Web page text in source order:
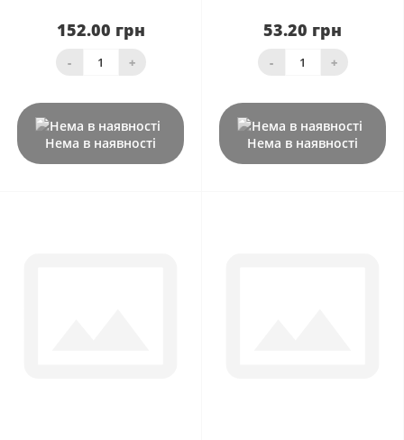
152.00 грн
- +
Нема в наявності
53.20 грн
- +
Нема в наявності